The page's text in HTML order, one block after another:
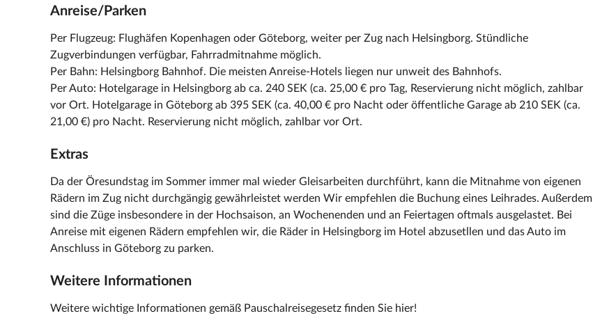
Anreise/Parken
Per Flugzeug: Flughäfen Kopenhagen oder Göteborg, weiter per Zug nach Helsingborg. Stündliche
Zugverbindungen verfügbar, Fahrradmitnahme möglich.
Per Bahn: Helsingborg Bahnhof. Die meisten Anreise-Hotels liegen nur unweit des Bahnhofs.
Per Auto: Hotelgarage in Helsingborg ab ca. 240 SEK (ca. 25,00 € pro Tag, Reservierung nicht möglich, zahlbar
vor Ort. Hotelgarage in Göteborg ab 395 SEK (ca. 40,00 € pro Nacht oder öffentliche Garage ab 210 SEK (ca.
21,00 €) pro Nacht. Reservierung nicht möglich, zahlbar vor Ort.
Extras
Da der Öresundstag im Sommer immer mal wieder Gleisarbeiten durchführt, kann die Mitnahme von eigenen
Rädern im Zug nicht durchgängig gewährleistet werden Wir empfehlen die Buchung eines Leihrades. Außerdem
sind die Züge insbesondere in der Hochsaison, an Wochenenden und an Feiertagen oftmals ausgelastet. Bei
Anreise mit eigenen Rädern empfehlen wir, die Räder in Helsingborg im Hotel abzusetllen und das Auto im
Anschluss in Göteborg zu parken.
Weitere Informationen
Weitere wichtige Informationen gemäß Pauschalreisegesetz finden Sie hier!